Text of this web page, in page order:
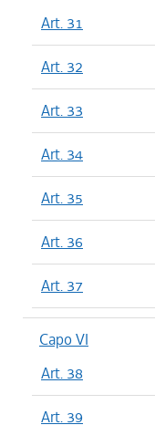
Art. 31
Art. 32
Art. 33
Art. 34
Art. 35
Art. 36
Art. 37
Capo VI
Art. 38
Art. 39